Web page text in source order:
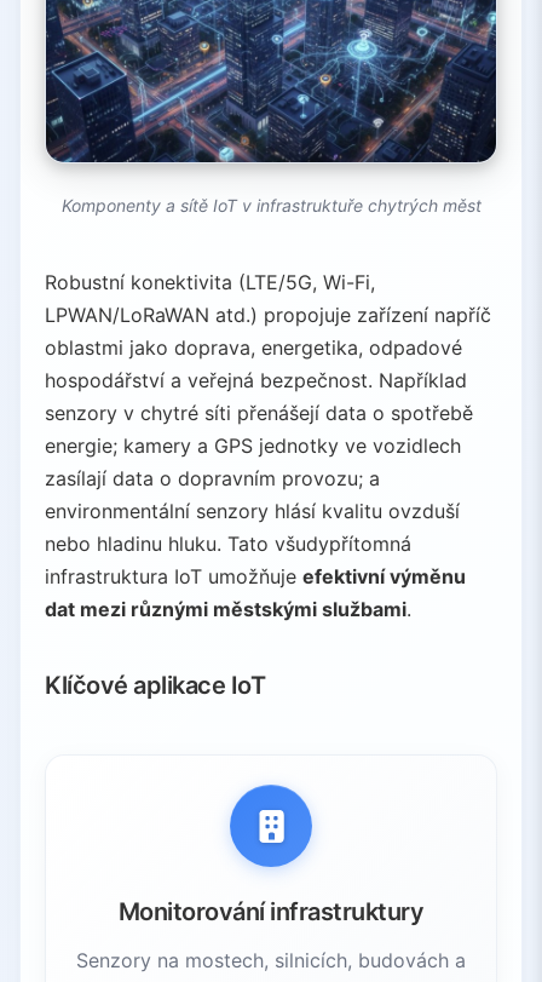
Komponenty a sítě IoT v infrastruktuře chytrých měst
Robustní konektivita (LTE/5G, Wi-Fi,
LPWAN/LoRaWAN atd.) propojuje zařízení napříč
oblastmi jako doprava, energetika, odpadové
hospodářství a veřejná bezpečnost. Například
senzory v chytré síti přenášejí data o spotřebě
energie; kamery a GPS jednotky ve vozidlech
zasílají data o dopravním provozu; a
environmentální senzory hlásí kvalitu ovzduší
nebo hladinu hluku. Tato všudypřítomná
infrastruktura IoT umožňuje efektivní výměnu
dat mezi různými městskými službami.
Klíčové aplikace IoT
Monitorování infrastruktury
Senzory na mostech, silnicích, budovách a